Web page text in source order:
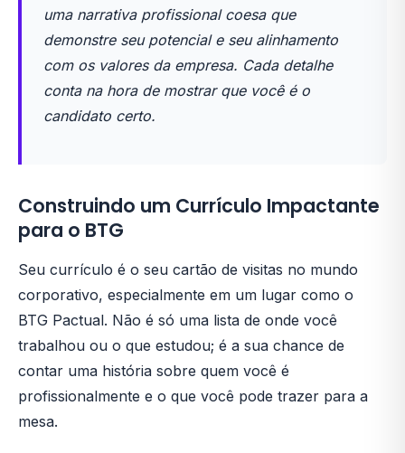
uma narrativa profissional coesa que
demonstre seu potencial e seu alinhamento
com os valores da empresa. Cada detalhe
conta na hora de mostrar que você é o
candidato certo.
Construindo um Currículo Impactante
para o BTG
Seu currículo é o seu cartão de visitas no mundo
corporativo, especialmente em um lugar como o
BTG Pactual. Não é só uma lista de onde você
trabalhou ou o que estudou; é a sua chance de
contar uma história sobre quem você é
profissionalmente e o que você pode trazer para a
mesa.